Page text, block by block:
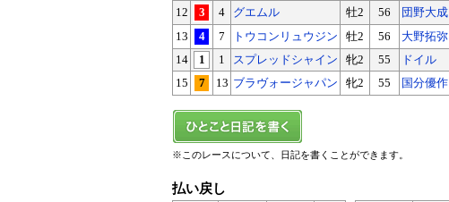
12
3 4 グエムル 牡2 56 団野大成
13
4 7 トウコンリュウジン 牡2 56 大野拓弥
14
1 1 スプレッドシャイン 牝2 55 ドイル
15
7 13 ブラヴォージャパン 牝2 55 国分優作
※このレースについて、日記を書くことができます。
払い戻し